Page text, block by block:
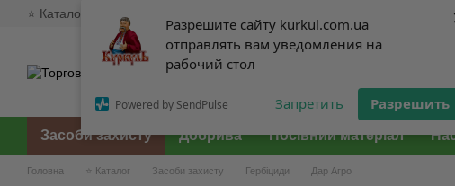
Разрешите сайту kurkul.com.ua
отправлять вам уведомления на
рабочий стол
Powered by SendPulse Запретить Разрешить
Разрешите сайту kurkul.com.ua
отправлять вам уведомления на
рабочий стол
Powered by SendPulse Запретить Разрешить
Перейти до основного контенту
⭐ Каталог 💱 Обмін та
Засоби захисту Добрива Посівний матеріал
Головна ⭐ Каталог Засоби захисту Гербіциди Дар Агро